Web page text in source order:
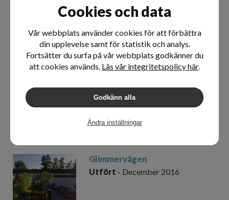
Klappervägen
Glimmervägen
Utfört - December 2016
Cookies och data
Vår webbplats använder cookies för att förbättra
din upplevelse samt för statistik och analys.
Fortsätter du surfa på vår webbplats godkänner du
att cookies används. Läs vår integritetspolicy här.
Godkänn alla
Ändra inställningar